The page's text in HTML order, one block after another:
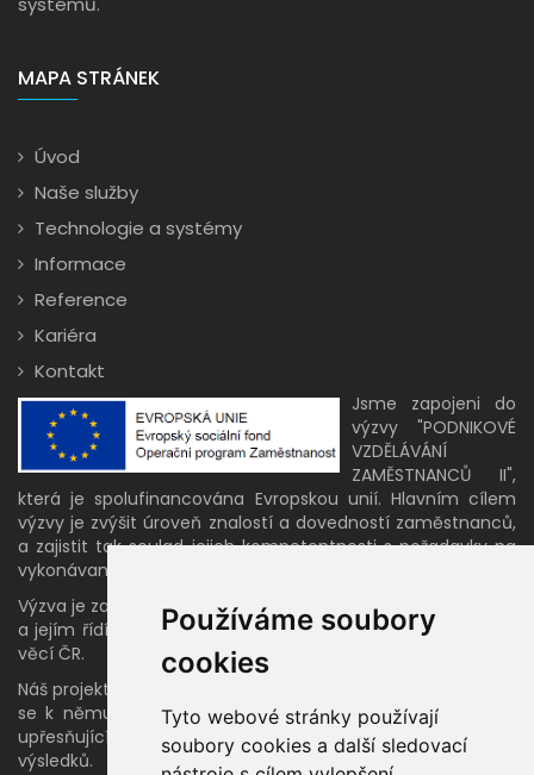
Používáme soubory
cookies
Tyto webové stránky používají
soubory cookies a další sledovací
MAPA STRÁNEK
Úvod
Naše služby
Technologie a systémy
Informace
Reference
Kariéra
Kontakt
Jsme zapojeni do
výzvy "PODNIKOVÉ
VZDĚLÁVÁNÍ
ZAMĚSTNANCŮ II",
která je spolufinancována Evropskou unií. Hlavním cílem
výzvy je zvýšit úroveň znalostí a dovedností zaměstnanců,
a zajistit tak soulad jejich kompetentnosti s požadavky na
vykonávané pracovní činnosti.
Výzva je zahrnuta v programu OP Zaměstnanost 2014-2020
a jejím řídícím orgánem je Ministerstvo práce a sociálních
věcí ČR.
Náš projekt bude finalizován v roce 2021 a po jeho ukončení
se k němu na svých stránkách vrátíme s doplňujícími a
upřesňujícími informacemi ohledně výstupů a dosažených
výsledků.